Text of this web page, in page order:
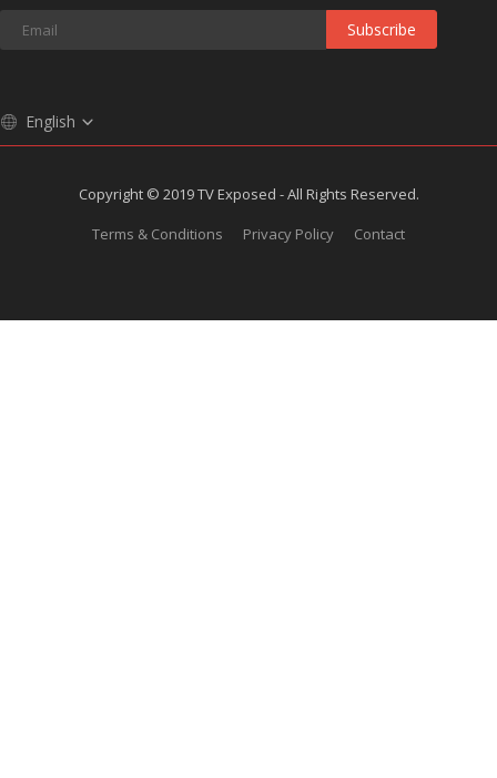
Subscribe
English
Copyright © 2019 TV Exposed - All Rights Reserved.
Terms & Conditions
Privacy Policy Contact